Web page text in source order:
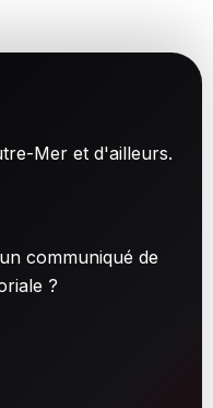
Mer et d'ailleurs.
communiqué de
?